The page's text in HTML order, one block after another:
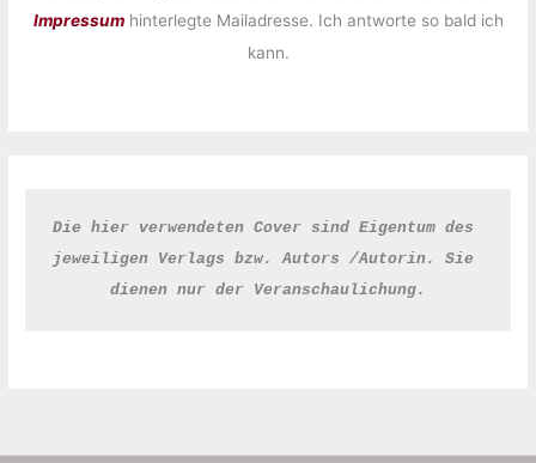
Impressumhinterlegte Mailadresse. Ich antworte so bald ich
kann.
Die hier verwendeten Cover sind Eigentum des
jeweiligen Verlags bzw. Autors /Autorin. Sie
dienen nur der Veranschaulichung.